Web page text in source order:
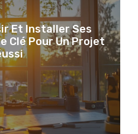
Et Installer Ses
Clé Pour Un Projet